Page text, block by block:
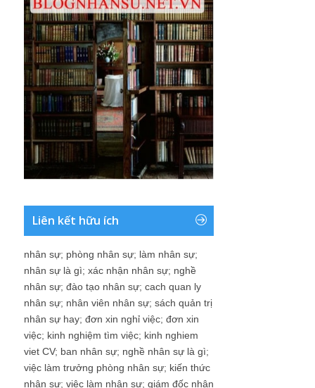
Liên kết hữu ích
nhân sự; phòng nhân sự; làm nhân sự;
nhân sự là gì; xác nhận nhân sự; nghề
nhân sự; đào tạo nhân sự; cach quan ly
nhân sự; nhân viên nhân sự; sách quản trị
nhân sự hay; đơn xin nghỉ việc; đơn xin
việc; kinh nghiệm tìm việc; kinh nghiem
viet CV; ban nhân sự; nghề nhân sự là gì;
việc làm trưởng phòng nhân sự; kiến thức
nhân sự; việc làm nhân sự; giám đốc nhân